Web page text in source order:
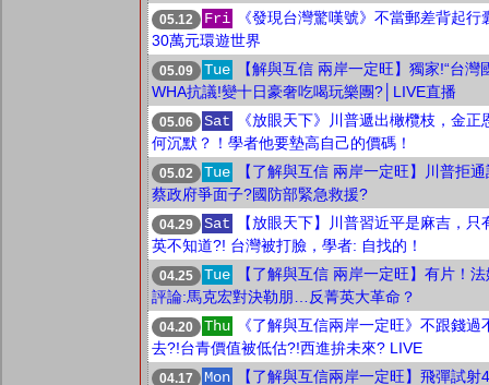
05.12 Fri
《發現台灣驚嘆號》不當郵差背起行
30萬元環遊世界
05.09 Tue
【解與互信 兩岸一定旺】獨家!“台灣
WHA抗議!變十日豪奢吃喝玩樂團?│LIVE直播
05.06 Sat
《放眼天下》川普遞出橄欖枝，金正
何沉默？！學者他要墊高自己的價碼！
05.02 Tue
【了解與互信 兩岸一定旺】川普拒
蔡政府爭面子?國防部緊急救援?
04.29 Sat
【放眼天下】川普習近平是麻吉，只
英不知道?! 台灣被打臉，學者: 自找的！
04.25 Tue
【了解與互信 兩岸一定旺】有片！法
評論:馬克宏對決勒朋…反菁英大革命？
04.20 Thu
《了解與互信兩岸一定旺》不跟錢過
去?!台青價值被低估?!西進拚未來? LIVE
04.17 Mon
【了解與互信兩岸一定旺】飛彈試射